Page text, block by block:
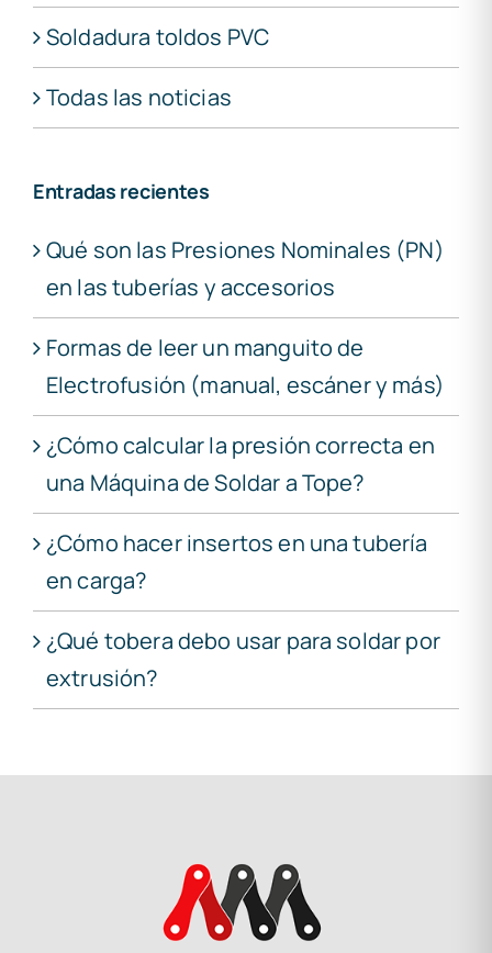
Soldadura toldos PVC
Todas las noticias
Entradas recientes
Qué son las Presiones Nominales (PN)
en las tuberías y accesorios
Formas de leer un manguito de
Electrofusión (manual, escáner y más)
¿Cómo calcular la presión correcta en
una Máquina de Soldar a Tope?
¿Cómo hacer insertos en una tubería
en carga?
¿Qué tobera debo usar para soldar por
extrusión?